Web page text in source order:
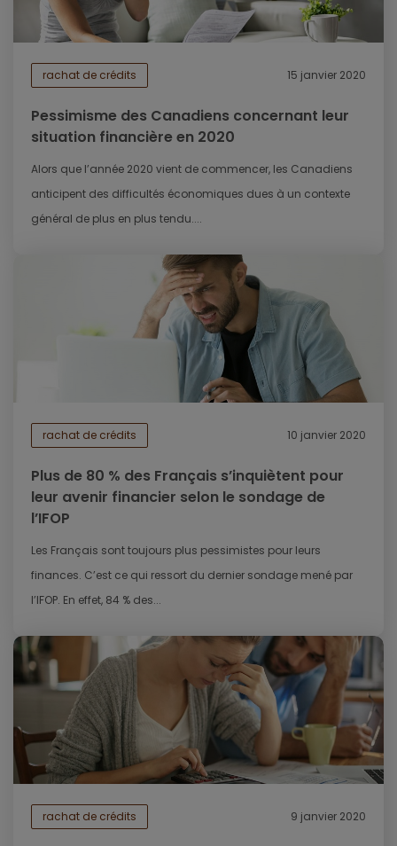
rachat de crédits 15 janvier 2020
Pessimisme des Canadiens concernant leur
situation financière en 2020
Alors que l’année 2020 vient de commencer, les Canadiens
anticipent des difficultés économiques dues à un contexte
général de plus en plus tendu....
rachat de crédits 10 janvier 2020
Plus de 80 % des Français s’inquiètent pour
leur avenir financier selon le sondage de
l’IFOP
Les Français sont toujours plus pessimistes pour leurs
finances. C’est ce qui ressort du dernier sondage mené par
l’IFOP. En effet, 84 % des...
rachat de crédits 9 janvier 2020